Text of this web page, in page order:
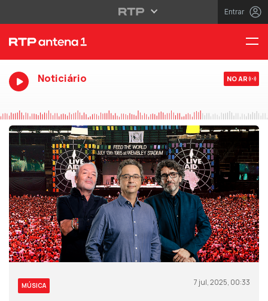
Entrar
Noticiário NO AR
MÚSICA 7 jul, 2025, 00:33